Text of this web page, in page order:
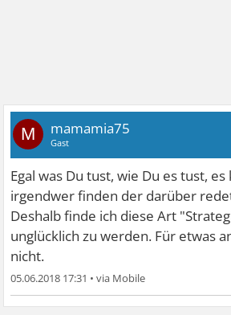
M mamamia75
Gast
Egal was Du tust, wie Du es tust,
irgendwer finden der darüber
Deshalb finde ich diese Art
unglücklich zu werden. Für etwas
nicht.
05.06.2018 17:31 •